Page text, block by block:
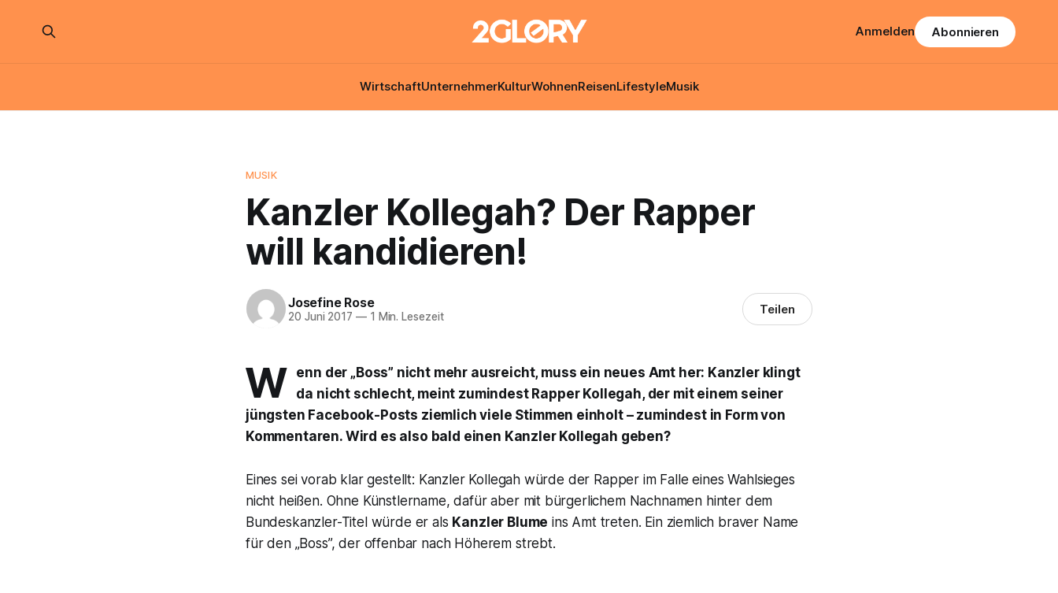
WirtschaftUnternehmerKulturWohnenReisenLifestyleMusik
Anmelden Abonnieren
MUSIK
Kanzler Kollegah? Der Rapper
will kandidieren!
Josefine Rose
20 Juni 2017 —1 Min. Lesezeit Teilen
W enn der „Boss” nicht mehr ausreicht, muss ein neues Amt her: Kanzler klingt
da nicht schlecht, meint zumindest Rapper Kollegah, der mit einem seiner
jüngsten Facebook-Posts ziemlich viele Stimmen einholt – zumindest in Form von
Kommentaren. Wird es also bald einen Kanzler Kollegah geben?
Eines sei vorab klar gestellt: Kanzler Kollegah würde der Rapper im Falle eines Wahlsieges
nicht heißen. Ohne Künstlername, dafür aber mit bürgerlichem Nachnamen hinter dem
Bundeskanzler-Titel würde er als Kanzler Blume ins Amt treten. Ein ziemlich braver Name
für den „Boss”, der offenbar nach Höherem strebt.